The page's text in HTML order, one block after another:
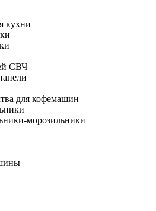
кухни
СВЧ
для кофемашин
морозильники